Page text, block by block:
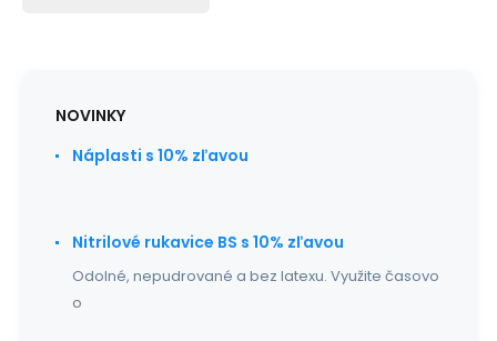
NOVINKY
Náplasti s 10% zľavou
Nitrilové rukavice BS s 10% zľavou
Odolné, nepudrované a bez latexu. Využite časovo
o